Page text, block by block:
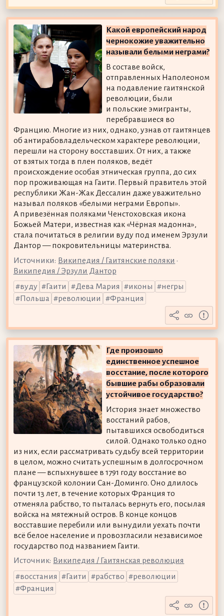
Какой европейский народ
чернокожие уважительно
называли белыми неграми?
В составе войск,
отправленных Наполеоном
на подавление гаитянской
революции, были
и польские эмигранты,
перебравшиеся во
Францию. Многие из них, однако, узнав от гаитянцев
об антирабовладельческом характере революции,
перешли на сторону восставших. От них, а также
от взятых тогда в плен поляков, ведёт
происхождение особая этническая группа, до сих
пор проживающая на Гаити. Первый правитель этой
республики Жан-Жак Дессалин даже уважительно
называл поляков «белыми неграми Европы».
А привезённая поляками Ченстоховская икона
Божьей Матери, известная как «Чёрная мадонна»,
стала почитаться в религии вуду под именем Эрзули
Дантор — покровительницы материнства.
Источники: Википедия / Гаитянские поляки •
Википедия / Эрзули Дантор
вуду
Гаити Дева Мария иконы
негры
Польша
революции Франция
Где произошло
единственное успешное
восстание, после которого
бывшие рабы образовали
устойчивое государство?
История знает множество
восстаний рабов,
пытавшихся освободиться
силой. Однако только одно
из них, если рассматривать судьбу всей территории
в целом, можно считать успешным в долгосрочном
плане — вспыхнувшее в 1791 году восстание во
французской колонии Сан-Доминго. Оно длилось
почти 13 лет, в течение которых Франция то
отменяла рабство, то пыталась вернуть его, посылая
войска на мятежный остров. В конце концов
восставшие перебили или вынудили уехать почти
всё белое население и провозгласили независимое
государство под названием Гаити.
Источник: Википедия / Гаитянская революция
восстания
Гаити рабство
революции
Франция